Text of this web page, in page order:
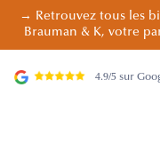
→ Retrouvez tous les
Brauman & K, votre
4.9/5 sur